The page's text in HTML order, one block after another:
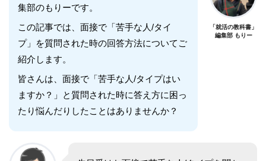
集部のもりーです。
この記事では、面接で「苦手な人/タイ
プ」を質問された時の回答方法についてご
紹介します。
皆さんは、面接で「苦手な人/タイプはい
ますか？」と質問された時に答え方に困っ
たり悩んだりしたことはありませんか？
「就活の教科書」
編集部 もりー